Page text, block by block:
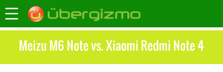
Meizu M6 Note vs. Xiaomi Redmi Note 4